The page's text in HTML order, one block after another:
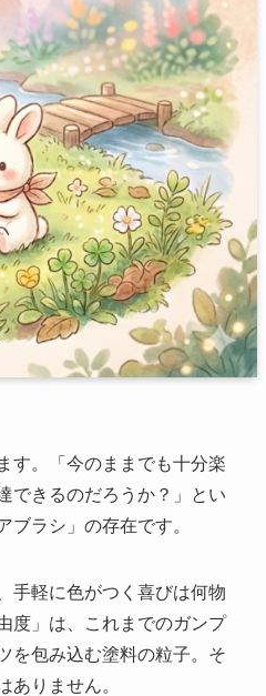
す。「今のままでも十分楽
できるのだろうか？」とい
ラシ」の存在です。
手軽に色がつく喜びは何物
度」は、これまでのガンプ
を包み込む塗料の粒子。そ
ありません。